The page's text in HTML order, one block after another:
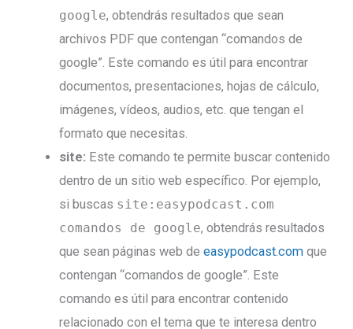
google, obtendrás resultados que sean
archivos PDF que contengan “comandos de
google”. Este comando es útil para encontrar
documentos, presentaciones, hojas de cálculo,
imágenes, vídeos, audios, etc. que tengan el
formato que necesitas.
site: Este comando te permite buscar contenido
dentro de un sitio web específico. Por ejemplo,
si buscas site:easypodcast.com
comandos de google, obtendrás resultados
que sean páginas web de easypodcast.comque
contengan “comandos de google”. Este
comando es útil para encontrar contenido
relacionado con el tema que te interesa dentro